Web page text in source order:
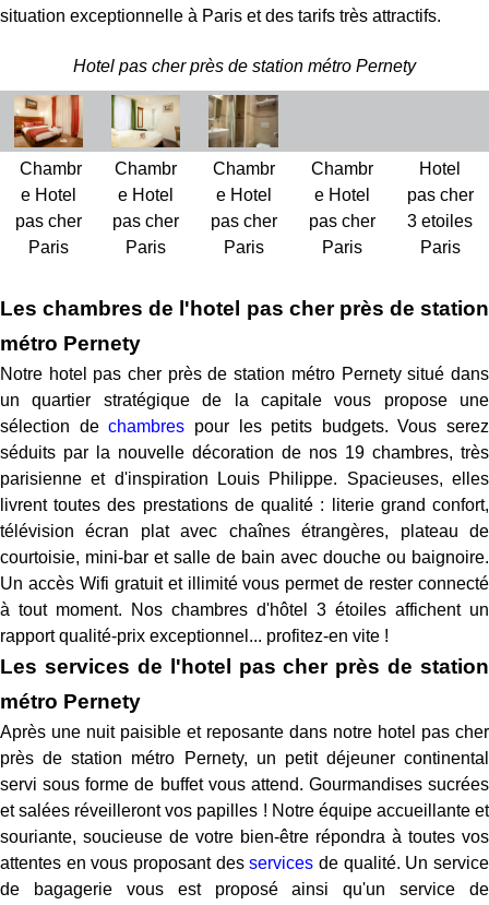
situation exceptionnelle à Paris et des tarifs très attractifs.
Hotel pas cher près de station métro Pernety
Chambr
e Hotel
pas cher
Paris
Chambr
e Hotel
pas cher
Paris
Chambr
e Hotel
pas cher
Paris
Chambr
e Hotel
pas cher
Paris
Hotel
pas cher
3 etoiles
Paris
Les chambres de l'hotel pas cher près de station
métro Pernety
Notre hotel pas cher près de station métro Pernety situé dans
un quartier stratégique de la capitale vous propose une
sélection dechambres pour les petits budgets. Vous serez
séduits par la nouvelle décoration de nos 19 chambres, très
parisienne et d'inspiration Louis Philippe. Spacieuses, elles
livrent toutes des prestations de qualité : literie grand confort,
télévision écran plat avec chaînes étrangères, plateau de
courtoisie, mini-bar et salle de bain avec douche ou baignoire.
Un accès Wifi gratuit et illimité vous permet de rester connecté
à tout moment. Nos chambres d'hôtel 3 étoiles affichent un
rapport qualité-prix exceptionnel... profitez-en vite !
Les services de l'hotel pas cher près de station
métro Pernety
Après une nuit paisible et reposante dans notre hotel pas cher
près de station métro Pernety, un petit déjeuner continental
servi sous forme de buffet vous attend. Gourmandises sucrées
et salées réveilleront vos papilles ! Notre équipe accueillante et
souriante, soucieuse de votre bien-être répondra à toutes vos
attentes en vous proposant desservices de qualité. Un service
de bagagerie vous est proposé ainsi qu'un service de